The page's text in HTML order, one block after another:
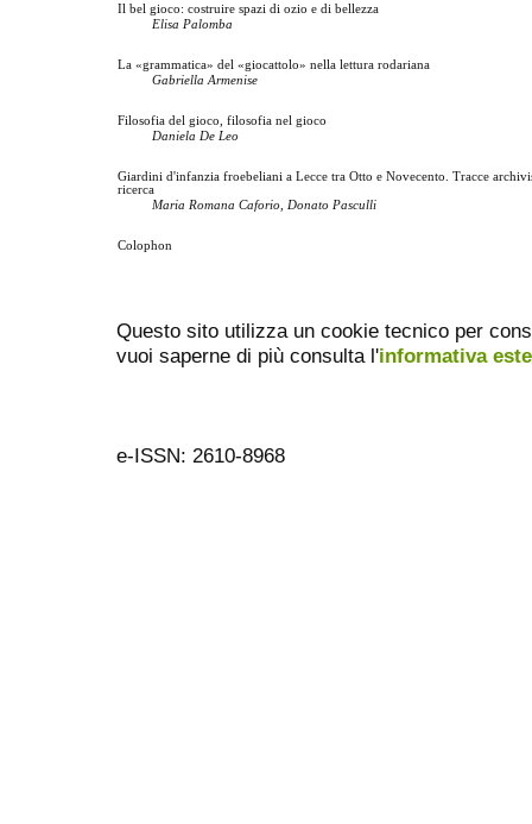
Il bel gioco: costruire spazi di ozio e di bellezza
Elisa Palomba
La «grammatica» del «giocattolo» nella lettura rodariana
Gabriella Armenise
Filosofia del gioco, filosofia nel gioco
Daniela De Leo
Giardini d'infanzia froebeliani a Lecce tra Otto e Novecento. Tracce
ricerca
Maria Romana Caforio, Donato Pasculli
Colophon
Questo sito utilizza un cookie tecnico per
vuoi saperne di più consulta l'informativa
e-ISSN: 2610-8968